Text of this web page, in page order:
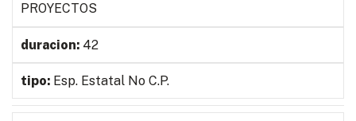
PROYECTOS
42
Esp. Estatal No C.P.